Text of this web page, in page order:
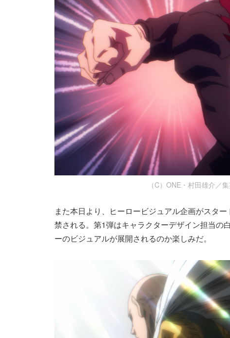
（C）ONE・村田雄介／
また本日より、ヒーロービジュアル企画がスタ
禁される。第1弾はキャラクターデザイン担当の
ーのビジュアルが展開されるのか楽しみだ。